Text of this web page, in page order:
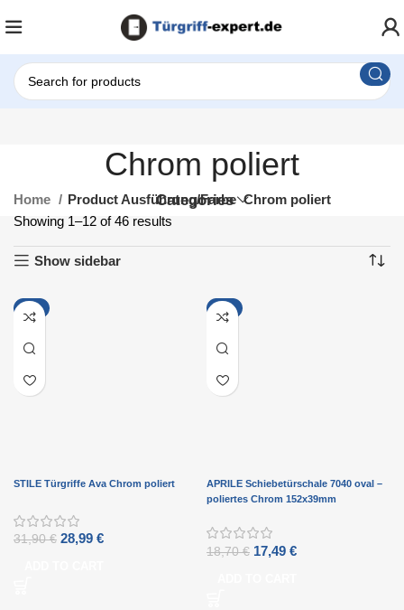
Chrom poliert
Categories
Home Product Ausführung/Farbe Chrom poliert
Showing 1–12 of 46 results
Show sidebar
-9%
STILE Türgriffe Ava Chrom poliert
31,90€ 28,99 €
-6%
APRILE Schiebetürschale 7040 oval –
poliertes Chrom 152x39mm
18,70€ 17,49 €